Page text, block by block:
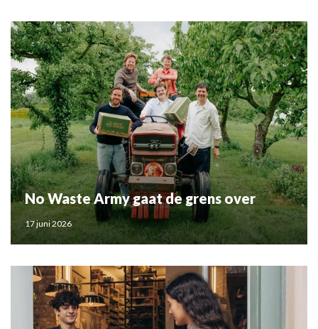
No Waste Army gaat de grens over
17 juni 2026